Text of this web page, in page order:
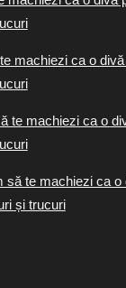
machiezi ca o
te machiezi ca o
să te machiezi ca o
și trucuri